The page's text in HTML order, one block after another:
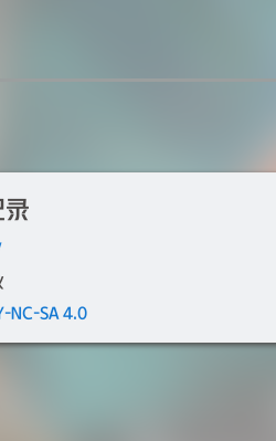
NC-SA 4.0